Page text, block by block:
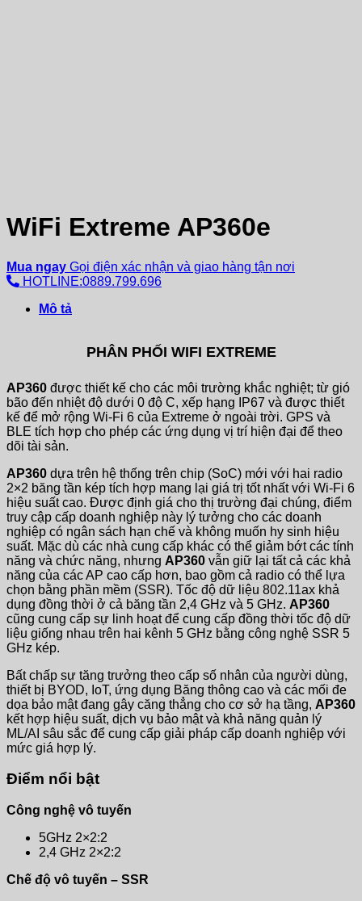
WiFi Extreme AP360e
Mua ngay Gọi điện xác nhận và giao hàng tận nơi
HOTLINE:0889.799.696
Mô tả
PHÂN PHỐI WIFI EXTREME
AP360 được thiết kế cho các môi trường khắc nghiệt; từ gió
bão đến nhiệt độ dưới 0 độ C, xếp hạng IP67 và được thiết
kế để mở rộng Wi-Fi 6 của Extreme ở ngoài trời. GPS và
BLE tích hợp cho phép các ứng dụng vị trí hiện đại để theo
dõi tài sản.
AP360 dựa trên hệ thống trên chip (SoC) mới với hai radio
2×2 băng tần kép tích hợp mang lại giá trị tốt nhất với Wi-Fi 6
hiệu suất cao. Được định giá cho thị trường đại chúng, điểm
truy cập cấp doanh nghiệp này lý tưởng cho các doanh
nghiệp có ngân sách hạn chế và không muốn hy sinh hiệu
suất. Mặc dù các nhà cung cấp khác có thể giảm bớt các tính
năng và chức năng, nhưng AP360 vẫn giữ lại tất cả các khả
năng của các AP cao cấp hơn, bao gồm cả radio có thể lựa
chọn bằng phần mềm (SSR). Tốc độ dữ liệu 802.11ax khả
dụng đồng thời ở cả băng tần 2,4 GHz và 5 GHz. AP360
cũng cung cấp sự linh hoạt để cung cấp đồng thời tốc độ dữ
liệu giống nhau trên hai kênh 5 GHz bằng công nghệ SSR 5
GHz kép.
Bất chấp sự tăng trưởng theo cấp số nhân của người dùng,
thiết bị BYOD, IoT, ứng dụng Băng thông cao và các mối đe
dọa bảo mật đang gây căng thẳng cho cơ sở hạ tầng, AP360
kết hợp hiệu suất, dịch vụ bảo mật và khả năng quản lý
ML/AI sâu sắc để cung cấp giải pháp cấp doanh nghiệp với
mức giá hợp lý.
Điểm nổi bật
Công nghệ vô tuyến
5GHz 2×2:2
2,4 GHz 2×2:2
Chế độ vô tuyến – SSR